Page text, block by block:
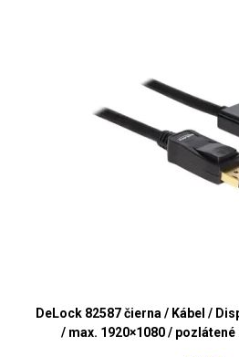
DeLock 82587 čierna / Kábel /
/ max. 1920×1080 /